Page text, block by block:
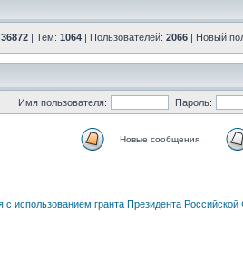
36872 | Тем: 1064 | Пользователей: 2066 | Новый
Имя пользователя: Пароль:
Новые сообщения